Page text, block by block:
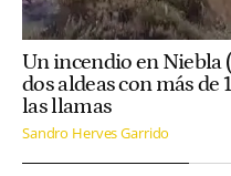
Un incendio en Niebla
dos aldeas con más
las llamas
Sandro Herves Garrido